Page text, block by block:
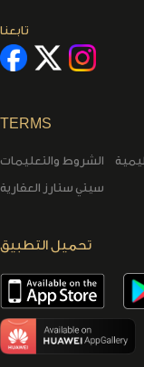
تابعنا
TERMS
الشروط والتعليمات
سيتي ستارز العقارية
تحميل التطبيق